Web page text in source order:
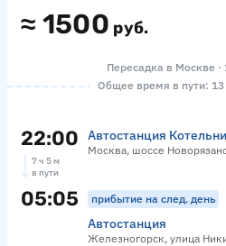
≈ 1500 руб.
Пересадка в Москве ·
Общее время в пути: 13
22:00 Автостанция
Москва, шоссе
7 ч 5 м
в пути
05:05 прибытие на след. день
Автостанция
Железногорск, улица